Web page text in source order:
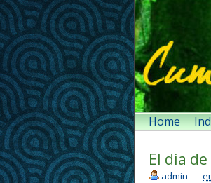
Home
El dia
admin